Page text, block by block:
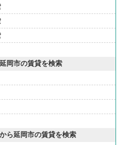
岡市の賃貸を検索
ら延岡市の賃貸を検索